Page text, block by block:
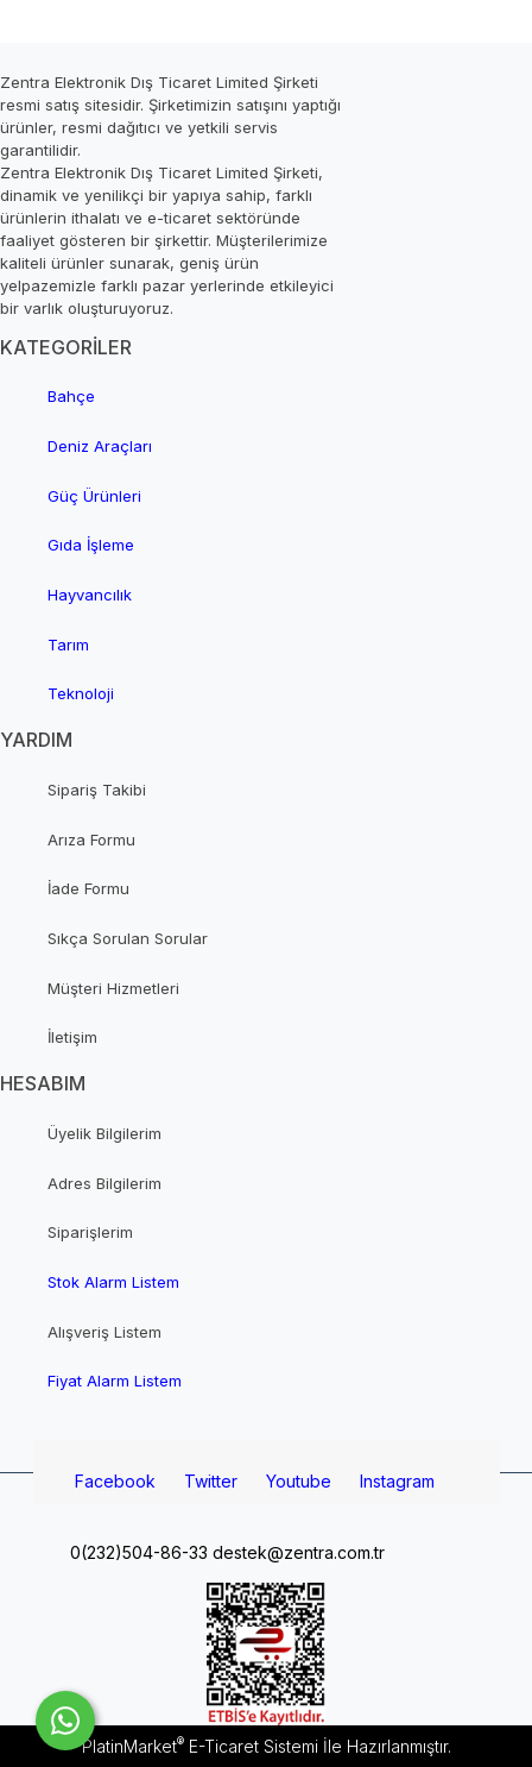
Zentra Elektronik Dış Ticaret Limited Şirketi
resmi satış sitesidir. Şirketimizin satışını yaptığı
ürünler, resmi dağıtıcı ve yetkili servis
garantilidir.
Zentra Elektronik Dış Ticaret Limited Şirketi,
dinamik ve yenilikçi bir yapıya sahip, farklı
ürünlerin ithalatı ve e-ticaret sektöründe
faaliyet gösteren bir şirkettir. Müşterilerimize
kaliteli ürünler sunarak, geniş ürün
yelpazemizle farklı pazar yerlerinde etkileyici
bir varlık oluşturuyoruz.
KATEGORİLER
Bahçe
Deniz Araçları
Güç Ürünleri
Gıda İşleme
Hayvancılık
Tarım
Teknoloji
YARDIM
Sipariş Takibi
Arıza Formu
İade Formu
Sıkça Sorulan Sorular
Müşteri Hizmetleri
İletişim
HESABIM
Üyelik Bilgilerim
Adres Bilgilerim
Siparişlerim
Stok Alarm Listem
Alışveriş Listem
Fiyat Alarm Listem
Facebook Twitter Youtube Instagram
0(232)504-86-33 destek@zentra.com.tr
PlatinMarket®E-Ticaret Sistemiİle Hazırlanmıştır.